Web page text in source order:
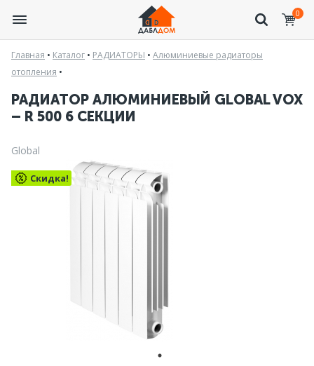
0
Главная • Каталог • РАДИАТОРЫ • Алюминиевые радиаторы
отопления •
РАДИАТОР АЛЮМИНИЕВЫЙ GLOBAL VOX
– R 500 6 СЕКЦИИ
Global
Скидка!